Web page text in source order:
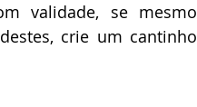
validade, se mesmo
crie um cantinho